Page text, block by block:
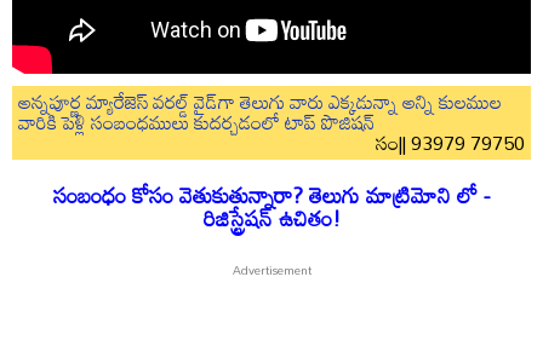
అన్నపూర్ణ మ్యారేజెస్ వరల్డ్ వైడ్‌గా తెలుగు వారు ఎక్కడున్నా అన్ని కులముల
వారికి పెళ్లి సంబంధములు కుదర్చడంలో టాప్ పొజిషన్
సం|| 93979 79750
సంబంధం కోసం వెతుకుతున్నారా? తెలుగు మాట్రిమోని లో -
రిజిస్ట్రేషన్ ఉచితం!